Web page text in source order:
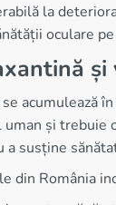
la
oculare
acumulează
și
susține
din România